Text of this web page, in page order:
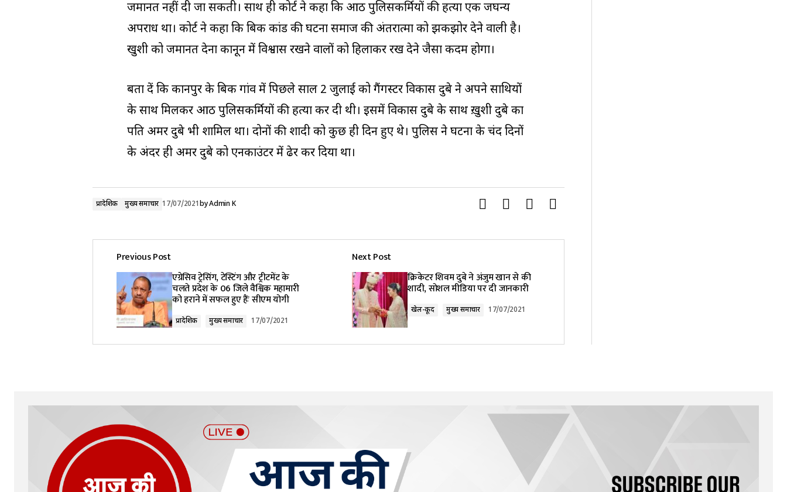
जमानत नहीं दी जा सकती। साथ ही कोर्ट ने कहा कि आठ पुलिसकर्मियों की हत्या एक जघन्य
अपराध था। कोर्ट ने कहा कि बिकरू कांड की घटना समाज की अंतरात्मा को झकझोर देने वाली है।
खुशी को जमानत देना कानून में विश्वास रखने वालों को हिलाकर रख देने जैसा कदम होगा।
बता दें कि कानपुर के बिकरू गांव में पिछले साल 2 जुलाई को गैंगस्टर विकास दुबे ने अपने साथियों
के साथ मिलकर आठ पुलिसकर्मियों की हत्या कर दी थी। इसमें विकास दुबे के साथ ख़ुशी दुबे का
पति अमर दुबे भी शामिल था। दोनों की शादी को कुछ ही दिन हुए थे। पुलिस ने घटना के चंद दिनों
के अंदर ही अमर दुबे को एनकाउंटर में ढेर कर दिया था।
प्रादेशिक मुख्य समाचार 17/07/2021byAdmin K
Previous Post
एग्रेसिव ट्रेसिंग, टेस्टिंग और ट्रीटमेंट के
चलते प्रदेश के 06 जिले वैश्विक महामारी
को हराने में सफल हुए हैंः सीएम योगी
प्रादेशिक मुख्य समाचार 17/07/2021
Next Post
क्रिकेटर शिवम दुबे ने अंजुम खान से की
शादी, सोशल मीडिया पर दी जानकारी
खेल-कूद मुख्य समाचार 17/07/2021